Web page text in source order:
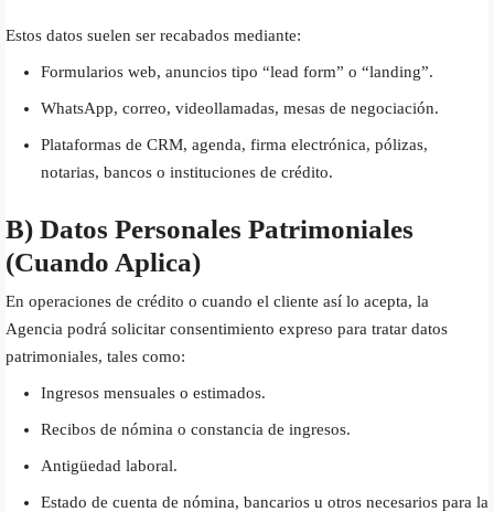
Estos datos suelen ser recabados mediante:
Formularios web, anuncios tipo “lead form” o “landing”.
WhatsApp, correo, videollamadas, mesas de negociación.
Plataformas de CRM, agenda, firma electrónica, pólizas,
notarias, bancos o instituciones de crédito.
B) Datos Personales Patrimoniales
(cuando Aplica)
En operaciones de crédito o cuando el cliente así lo acepta, la
Agencia podrá solicitar consentimiento expreso para tratar datos
patrimoniales, tales como:
Ingresos mensuales o estimados.
Recibos de nómina o constancia de ingresos.
Antigüedad laboral.
Estado de cuenta de nómina, bancarios u otros necesarios para la